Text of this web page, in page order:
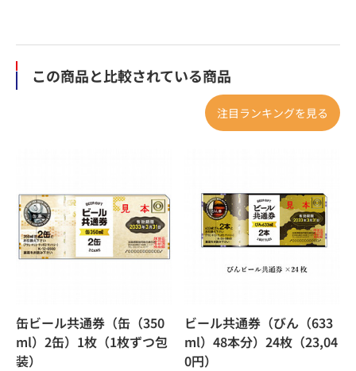
この商品と比較されている商品
注目ランキングを見る
缶ビール共通券（缶（350
ml）2缶）1枚（1枚ずつ包
装）
ビール共通券（びん（633
ml）48本分）24枚（23,04
0円）